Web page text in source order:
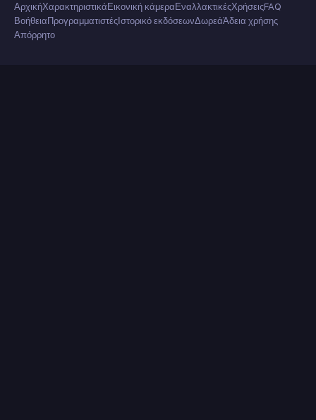
ΑρχικήΧαρακτηριστικάΕικονική κάμεραΕναλλακτικέςΧρήσειςFAQ
ΒοήθειαΠρογραμματιστέςΙστορικό εκδόσεωνΔωρεάΆδεια χρήσης
Απόρρητο